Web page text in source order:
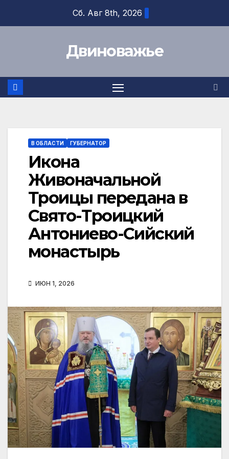
Сб. Авг 8th, 2026
Двиноважье
В ОБЛАСТИ ГУБЕРНАТОР
Икона
Живоначальной
Троицы передана в
Свято-Троицкий
Антониево-Сийский
монастырь
ИЮН 1, 2026